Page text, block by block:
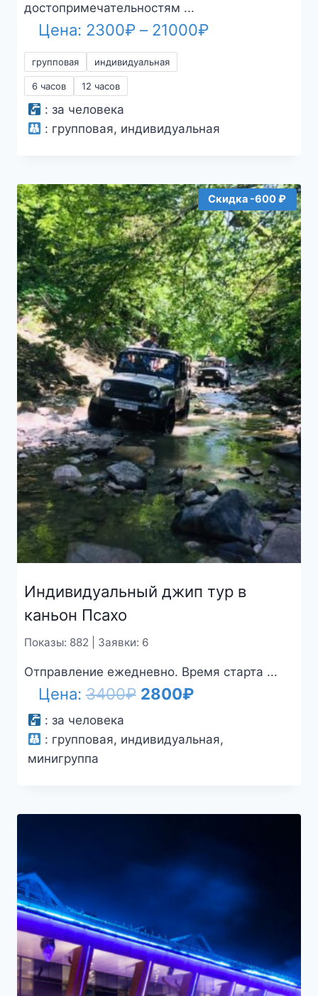
достопримечательностям ...
Цена: 2300₽ – 21000₽Диапазон
21000₽
групповая индивидуальная
6 часов 12 часов
: за человека
: групповая, индивидуальная
Скидка -600 ₽
Индивидуальный джип тур в
каньон Псахо
Показы: 882 | Заявки: 6
Отправление ежедневно. Время старта ...
Цена:3400₽ Первоначальная
составляла
2800₽Текущая
2800₽.
: за человека
: групповая, индивидуальная,
минигруппа